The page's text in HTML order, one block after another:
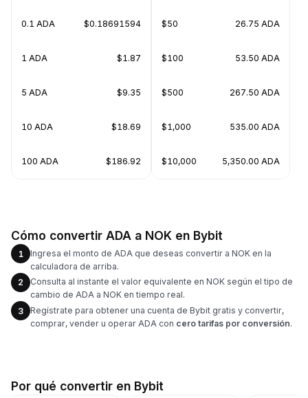
0.1 ADA $0.18691594
1 ADA $1.87
5 ADA $9.35
10 ADA $18.69
100 ADA $186.92
$50 26.75 ADA
$100 53.50 ADA
$500 267.50 ADA
$1,000 535.00 ADA
$10,000 5,350.00 ADA
Cómo convertir ADA a NOK en Bybit
1
Ingresa el monto de ADA que deseas convertir a NOK en la
calculadora de arriba.
2
Consulta al instante el valor equivalente en NOK según el tipo de
cambio de ADA a NOK en tiempo real.
3
Regístrate para obtener una cuenta de Bybit gratis y convertir,
comprar, vender u operar ADA con cero tarifas por conversión.
Por qué convertir en Bybit